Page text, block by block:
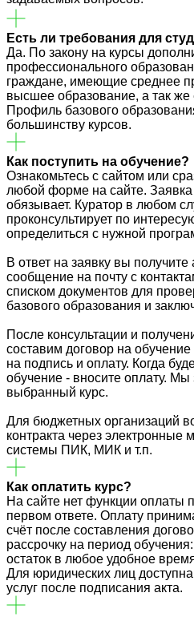
Есть ли требования для
Да. По закону на курсы
профессионального
граждане, имеющие среднее
высшее образование, а так
Профиль базового
большинству курсов.
Как поступить на обучение?
Ознакомьтесь с сайтом или
любой форме на сайте. Заявка
обязывает. Куратор в любом
проконсультирует по
определиться с нужной
В ответ на заявку вы получите
сообщение на почту с
списком документов для
базового образования и
После консультации и
составим договор на
на подпись и оплату. Когда
обучение - вносите оплату. Мы
выбранный курс.
Для бюджетных организаций
контракта через электронные
системы ПИК, МИК и т.п.
Как оплатить курс?
На сайте нет функции оплаты
первом ответе. Оплату
счёт после составления
рассрочку на период
остаток в любое удобное
Для юридических лиц
услуг после подписания акта.